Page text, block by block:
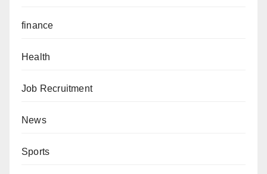
finance
Health
Job Recruitment
News
Sports